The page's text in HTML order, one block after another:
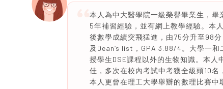
本人為中大醫學院一級榮譽畢業生，
5年補習經驗，並有網上教學經驗。本
後數學成績突飛猛進，由75分升至98
及Dean‘s list，GPA 3.88/4。大學一
授學生DSE課程以外的生物知識。本
佳，多次在校內考試中考獲全級頭10名
本人更曾在理工大學舉辦的數理比賽中